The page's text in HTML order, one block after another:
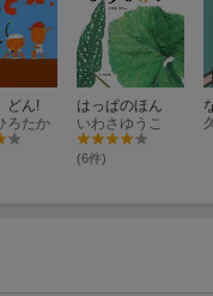
どん!
たか
はっぱのほん
いわさゆうこ
(6件)